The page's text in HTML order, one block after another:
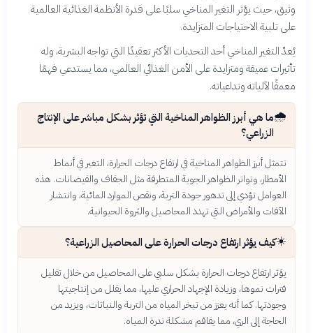
وثيق، حيث يؤثر التغير المناخي سلبًا على قدرة الأنظمة الغذائية العالمية
على تلبية الاحتياجات المتزايدة.
يُعدّ التغير المناخي أحد التحديات الأكثر تعقيدًا التي تواجه البشرية، وله
تأثيرات عميقة ومتزايدة على الأمن الغذائي العالمي، مما يستدعي فهمًا
معمقًا لآلياته وتداعياته.
🌧️ما هي أبرز الظواهر المناخية التي تؤثر بشكل مباشر على الإنتاج
الزراعي؟
تتمثل أبرز الظواهر المناخية في ارتفاع درجات الحرارة، التغير في أنماط
الأمطار، وتواتر الظواهر الجوية المتطرفة مثل الجفاف والفيضانات. هذه
العوامل تؤدي إلى تدهور جودة التربة، ونقص الموارد المائية، وانتشار
الآفات والأمراض التي تهدد المحاصيل والثروة الحيوانية.
☀️كيف يؤثر ارتفاع درجات الحرارة على المحاصيل الزراعية؟
يؤثر ارتفاع درجات الحرارة بشكل سلبي على المحاصيل من خلال تقليل
فترات نموها، وزيادة الإجهاد الحراري عليها، مما يقلل من إنتاجيتها
وجودتها. كما أنه يعزز من تبخر المياه من التربة والنباتات، ويزيد من
الحاجة إلى الري، مما يفاقم مشكلة ندرة المياه.